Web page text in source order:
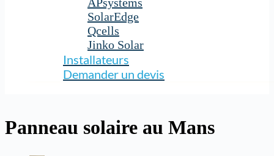
SolarEdge
Qcells
Jinko Solar
Installateurs
Demander un devis
Panneau solaire au Mans